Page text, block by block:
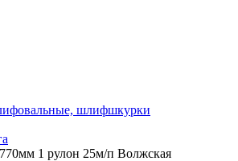
шлифшкурки
1 рулон 25м/п Волжская